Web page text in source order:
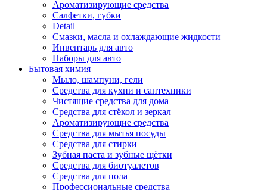
Ароматизирующие средства
Салфетки, губки
Detail
Смазки, масла и охлаждающие жидкости
Инвентарь для авто
Наборы для авто
Бытовая химия
Мыло, шампуни, гели
Средства для кухни и сантехники
Чистящие средства для дома
Средства для стёкол и зеркал
Ароматизирующие средства
Средства для мытья посуды
Средства для стирки
Зубная паста и зубные щётки
Средства для биотуалетов
Средства для пола
Профессиональные средства